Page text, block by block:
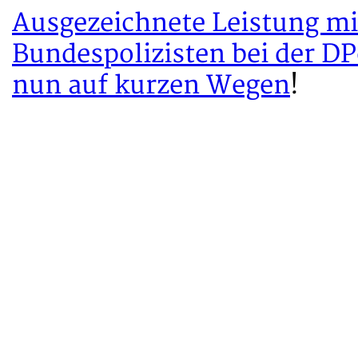
Ausgezeichnete Leistung
Bundespolizisten bei der
nun auf kurzen Wegen!